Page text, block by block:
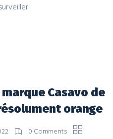
Casavo de
orange
0 Comments